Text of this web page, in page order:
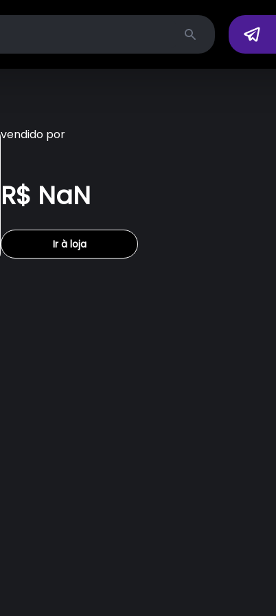
Search
vendido por
R$ NaN
Ir à loja